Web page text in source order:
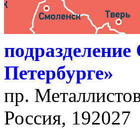
Петербурге»
пр.
Россия, 192027